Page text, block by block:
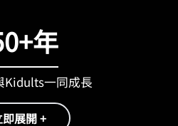
年
Kidults一同成長
展開 +